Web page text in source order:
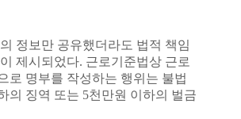
정보만 공유했더라도 법적 책임
제시되었다. 근로기준법상 근로
로 명부를 작성하는 행위는 불법
의 징역 또는 5천만원 이하의 벌금